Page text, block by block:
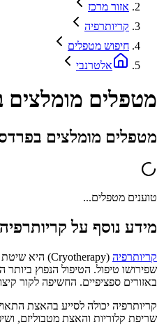
אזור מרכז
קריותרפיה
חיפוש מטפלים
אלטרנבי
מטפלים מומלצים
מטפלים מומלצים
טוענים מטפלים...
מידע נוסף על קריותרפיה
קריותרפיה
באזורים ספציפיים. החשיפה לקור
קריותרפיה יכולה לסייע בהאצת
שריפת קלוריות והאצת מטבוליזם,